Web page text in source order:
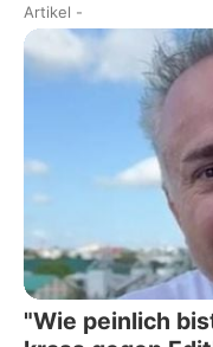
Artikel -
"Wie peinlich